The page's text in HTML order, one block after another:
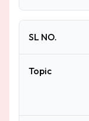
SL NO.
Topic